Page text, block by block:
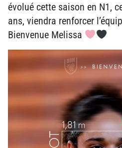
évolué cette saison en N1,
ans, viendra renforcer
Bienvenue Melissa